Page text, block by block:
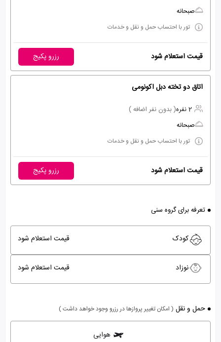
صبحانه
تور با احتساب حمل و نقل و خدمات
قیمت استعلام شود رزرو پکیج
اتاق دو تخته دبل اکونومی
2 نفره
( بدون نفر اضافه )
صبحانه
تور با احتساب حمل و نقل و خدمات
قیمت استعلام شود رزرو پکیج
تعرفه برای گروه سنی
کودک قیمت استعلام شود
نوزاد قیمت استعلام شود
حمل و نقل ( امکان تغییر پروازها در رزرو وجود خواهد داشت )
هوایی